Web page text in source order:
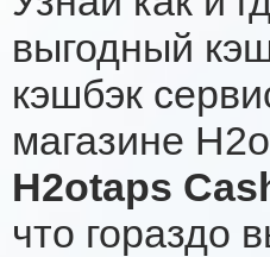
выгодный
кэшбэк
магазине
H2otaps
что гораздо